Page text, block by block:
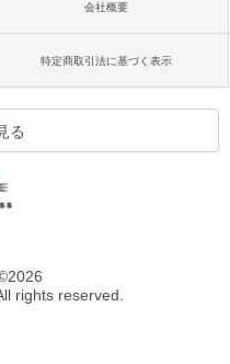
会社概要
特定商取引法に基づく表示
る
2026
rights reserved.